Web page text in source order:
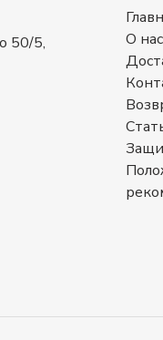
50/5,
О нас